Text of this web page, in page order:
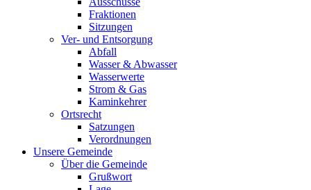
Fraktionen
Sitzungen
Ver- und Entsorgung
Abfall
Wasser & Abwasser
Wasserwerte
Strom & Gas
Kaminkehrer
Ortsrecht
Satzungen
Verordnungen
Unsere Gemeinde
Über die Gemeinde
Grußwort